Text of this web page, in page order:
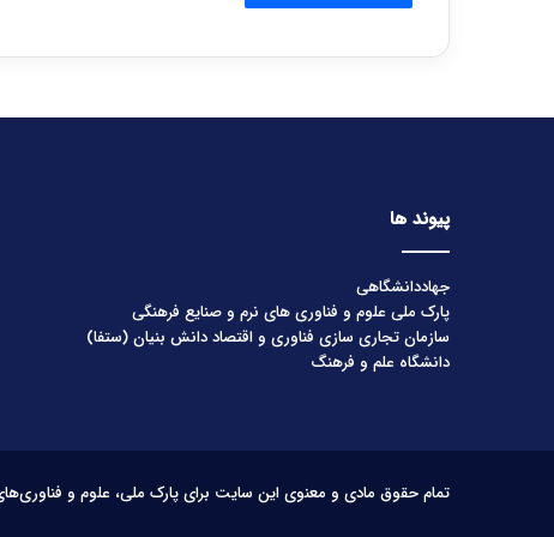
پیوند ها
جهاددانشگاهی
پارک ملی علوم و فناوری های نرم و صنایع فرهنگی
سازمان تجاری سازی فناوری و اقتصاد دانش بنیان (ستفا)
دانشگاه علم و فرهنگ
تمام حقوق مادی و معنوی این سایت برای پارک ملی، علوم و